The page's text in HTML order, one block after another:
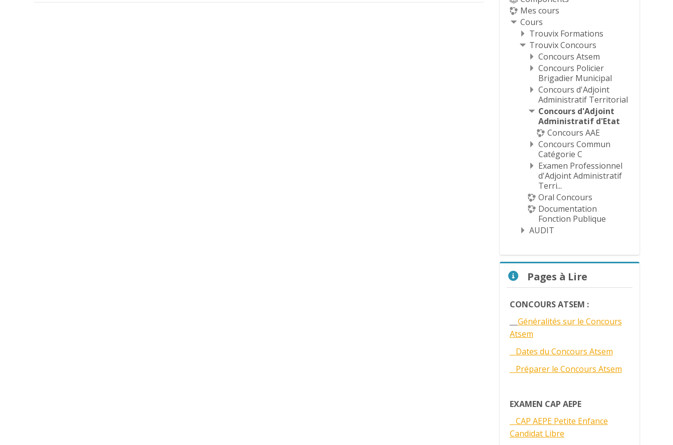
Mes cours
Cours
Trouvix Formations
Trouvix Concours
Concours Atsem
Concours Policier
Brigadier Municipal
Concours d'Adjoint
Administratif Territorial
Concours d'Adjoint
Administratif d'Etat
Concours AAE
Concours Commun
Catégorie C
Examen Professionnel
d'Adjoint Administratif
Terri...
Oral Concours
Documentation
Fonction Publique
AUDIT
Pages à Lire
CONCOURS ATSEM :
Généralités sur le Concours
Atsem
Dates du Concours Atsem
Préparer le Concours Atsem
EXAMEN CAP AEPE
CAP AEPE Petite Enfance
Candidat Libre